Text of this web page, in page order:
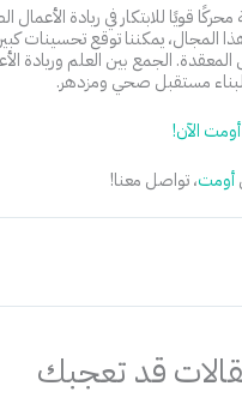
محركًا قويًا للابتكار في ريادة
المجال، يمكننا توقع تحسينات
المعقدة. الجمع بين العلم وريادة
مستقبل صحي ومزدهر.
الآن!
أومت، تواصل معنا!
قد تعجبك